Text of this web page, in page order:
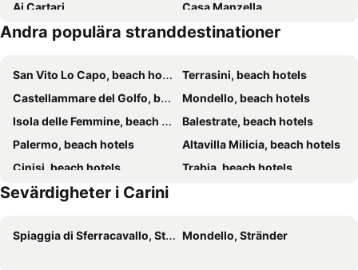
Ai Cartari
Casa Manzella
Perla del Golfo Resort
Hotel Posta
Terrasini 2000
Palazzo Graziano
Magaggiari Beach House
Hotel Villa Esperia
Holiday apartment in Residency Marino
Andra populära stranddestinationer
San Vito Lo Capo, beach hotels
Terrasini, beach hotels
Castellammare del Golfo, beach hotels
Mondello, beach hotels
Isola delle Femmine, beach hotels
Balestrate, beach hotels
Palermo, beach hotels
Altavilla Milicia, beach hotels
Cinisi, beach hotels
Trabia, beach hotels
Alcamo, beach hotels
Santa Flavia, beach hotels
Calatafimi, beach hotels
Sevärdigheter i Carini
Spiaggia di Sferracavallo, Stränder Mondello, Stränder